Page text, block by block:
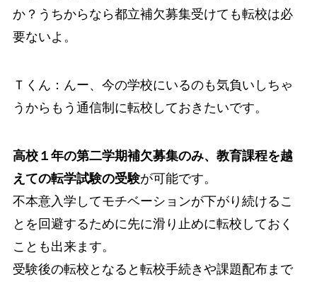
か？うちからなら都立補欠募集受けても転校は必
要ないよ。
Ｔくん：んー、今の学校にいるのも気負いしちゃ
うからもう通信制に転校しておきたいです。
高校１年の第二学期補欠募集のみ、教育課程を越
えての転学試験の受験が可能です。
不本意入学してモチベーションが下がり続けるこ
とを回避するために先に滑り止めに転校しておく
ことも出来ます。
受験後の転校となると転校手続きや課題配布まで